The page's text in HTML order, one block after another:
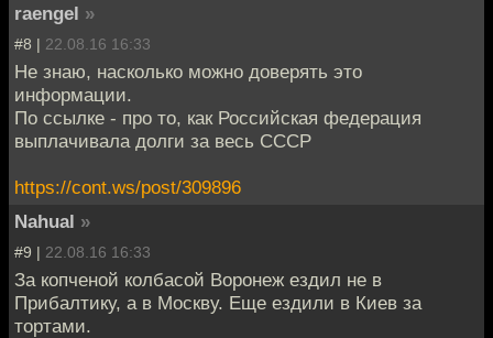
raengel »
#8 | 22.08.16 16:33
Не знаю, насколько можно доверять это
информации.
По ссылке - про то, как Российская федерация
выплачивала долги за весь СССР
https://cont.ws/post/309896
Nahual »
#9 | 22.08.16 16:33
За копченой колбасой Воронеж ездил не в
Прибалтику, а в Москву. Еще ездили в Киев за
тортами.